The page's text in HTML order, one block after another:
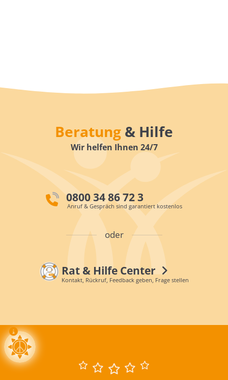
Beratung & Hilfe
Wir helfen Ihnen 24/7
0800 34 86 72 3
Anruf & Gespräch sind garantiert kostenlos
oder
Rat & Hilfe Center
Kontakt, Rückruf, Feedback geben, Frage stellen